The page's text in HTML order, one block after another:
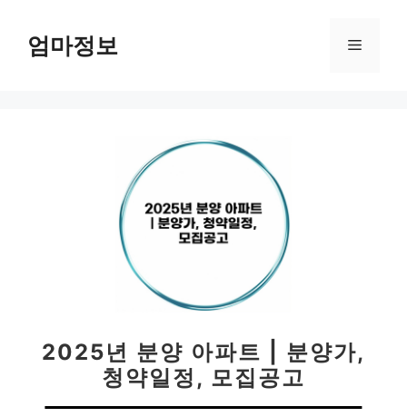
엄마정보 메
2025년 분양 아파트 | 분양가,
청약일정, 모집공고